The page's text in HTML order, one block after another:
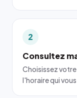
2
Consultez
Choisissez
l'horaire qui